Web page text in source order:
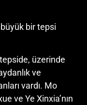
bir tepsi
üzerinde
ve
vardı. Mo
ve Ye Xinxia’nın